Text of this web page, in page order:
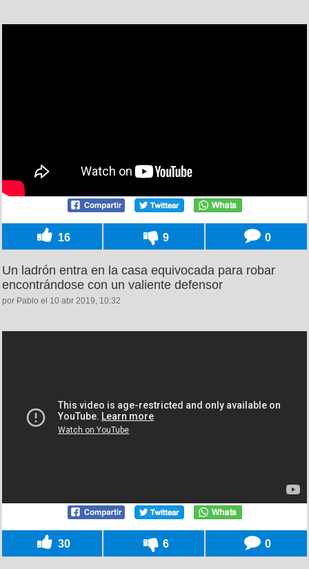
16 9 0
Un ladrón entra en la casa equivocada para robar
encontrándose con un valiente defensor
por Pablo el 10 abr 2019, 10:32
30 6 0